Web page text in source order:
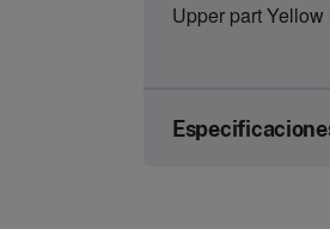
Upper part Yellow